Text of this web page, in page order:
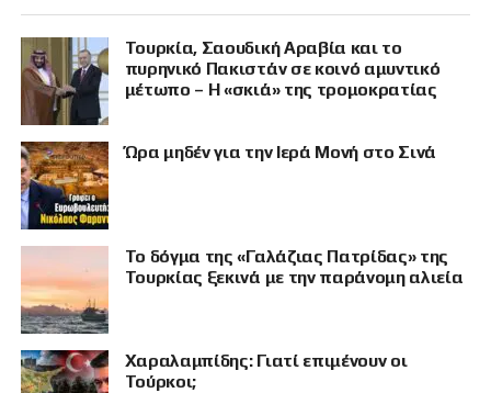
Τουρκία, Σαουδική Αραβία και το
πυρηνικό Πακιστάν σε κοινό αμυντικό
μέτωπο – Η «σκιά» της τρομοκρατίας
Ώρα μηδέν για την Ιερά Μονή στο Σινά
Το δόγμα της «Γαλάζιας Πατρίδας» της
Τουρκίας ξεκινά με την παράνομη αλιεία
Χαραλαμπίδης: Γιατί επιμένουν οι
Τούρκοι;